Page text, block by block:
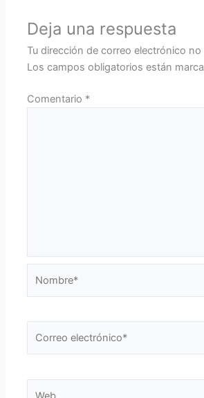
Deja una respuesta
Tu dirección de correo electrónico no
Los campos obligatorios están
Comentario *